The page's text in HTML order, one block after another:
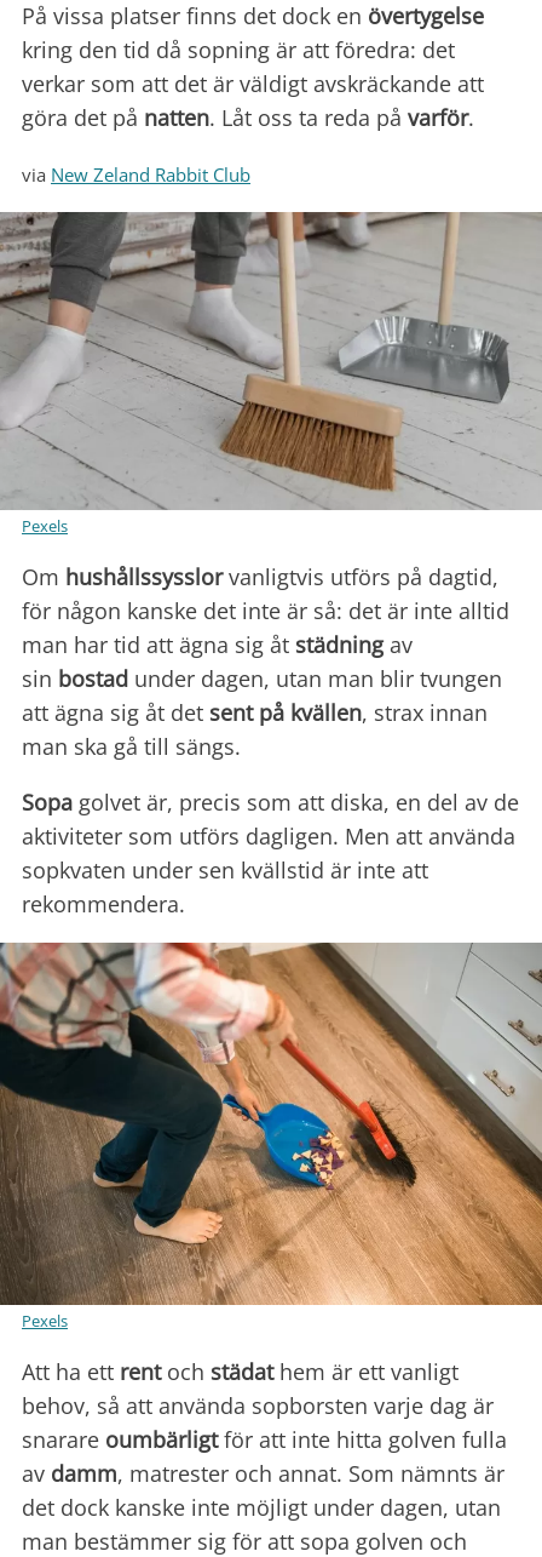
På vissa platser finns det dock en övertygelse
kring den tid då sopning är att föredra: det
verkar som att det är väldigt avskräckande att
göra det på natten. Låt oss ta reda på varför.
via New Zeland Rabbit Club
Pexels
Om hushållssysslorvanligtvis utförs på dagtid,
för någon kanske det inte är så: det är inte alltid
man har tid att ägna sig åt städningav
sin bostad under dagen, utan man blir tvungen
att ägna sig åt det sent på kvällen, strax innan
man ska gå till sängs.
Sopa golvet är, precis som att diska, en del av de
aktiviteter som utförs dagligen. Men att använda
sopkvaten under sen kvällstid är inte att
rekommendera.
Pexels
Att ha ett rentoch städathem är ett vanligt
behov, så att använda sopborsten varje dag är
snarare oumbärligtför att inte hitta golven fulla
av damm, matrester och annat. Som nämnts är
det dock kanske inte möjligt under dagen, utan
man bestämmer sig för att sopa golven och